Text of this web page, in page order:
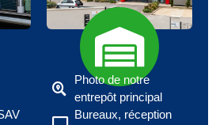
Photo de notre
entrepôt principal
Bureaux, réception